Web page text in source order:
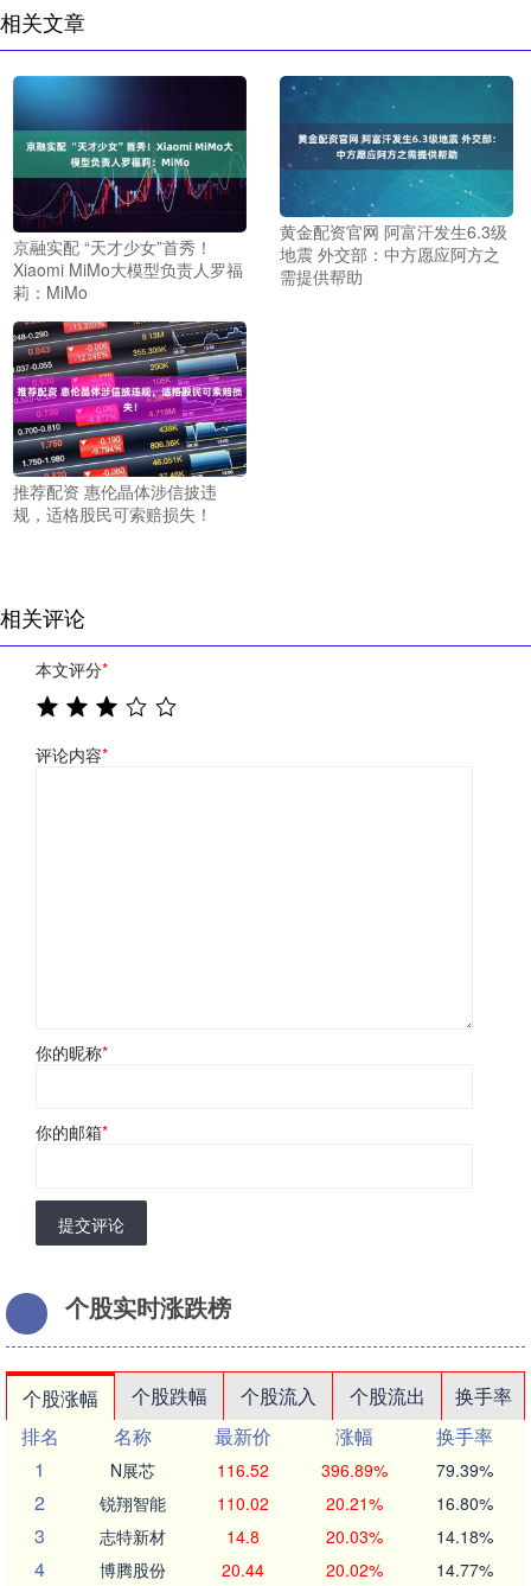
相关文章
京融实配 “天才少女”首秀！
Xiaomi MiMo大模型负责人罗福
莉：MiMo
黄金配资官网 阿富汗发生6.3级
地震 外交部：中方愿应阿方之
需提供帮助
推荐配资 惠伦晶体涉信披违
规，适格股民可索赔损失！
相关评论
本文评分*
评论内容*
你的昵称*
你的邮箱*
提交评论
个股实时涨跌榜
个股涨幅 个股跌幅 个股流入 个股流出
换手率
排名
名称 最新价 涨幅
换手率
1
N展芯 116.52 396.89% 79.39%
2 锐翔智能 110.02 20.21% 16.80%
3 志特新材 14.8 20.03% 14.18%
4 博腾股份 20.44 20.02% 14.77%